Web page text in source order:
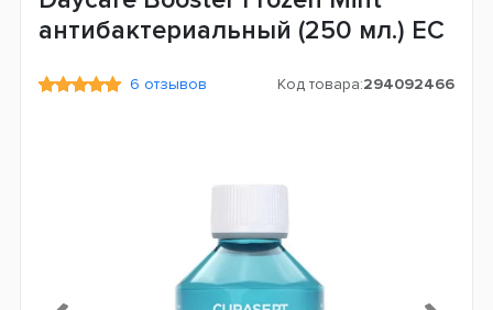
антибактериальный (250 мл.) ЕС
6 отзывов Код товара:294092466